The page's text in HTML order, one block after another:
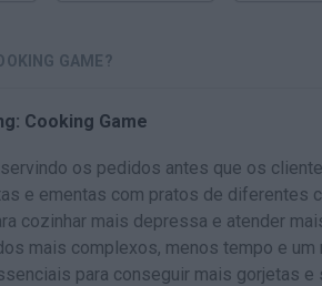
GAME?
Cooking Game
os pedidos antes que os
e ementas com pratos de diferentes
cozinhar mais depressa e atender
mais complexos, menos tempo e um
para conseguir mais gorjetas e